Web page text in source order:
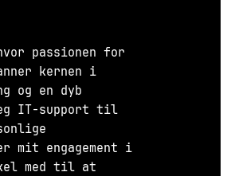
passionen for
kernen i
og en dyb
IT-support til
mit engagement i
med til at